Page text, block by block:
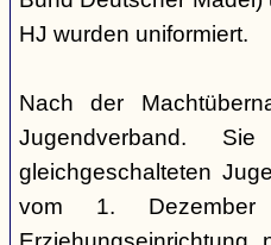
HJ wurden uniformiert.
Nach der
Jugendverband.
gleichgeschalteten
vom 1.